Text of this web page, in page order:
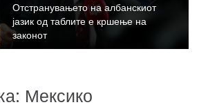
Отстранувањето на албанскиот
јазик од таблите е кршење на
законот
Мексико